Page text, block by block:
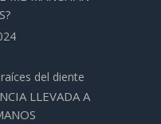
LLEVADA A